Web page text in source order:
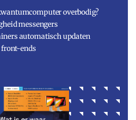
overbodig?
messengers
automatisch updaten
ends